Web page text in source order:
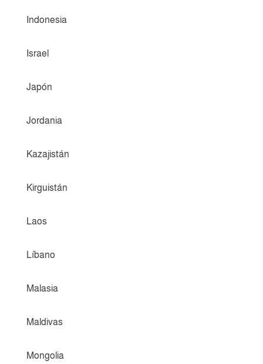
Indonesia
Israel
Japón
Jordania
Kazajistán
Kirguistán
Laos
Líbano
Malasia
Maldivas
Mongolia